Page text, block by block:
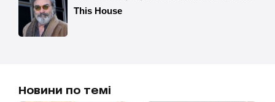
Новини по темі